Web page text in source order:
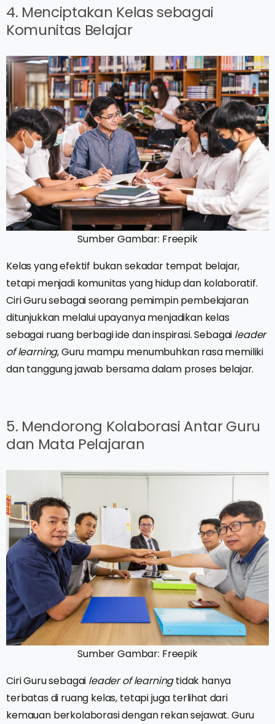
4. Menciptakan Kelas sebagai
Komunitas Belajar
Sumber Gambar: Freepik
Kelas yang efektif bukan sekadar tempat belajar,
tetapi menjadi komunitas yang hidup dan kolaboratif.
Ciri Guru sebagai seorang pemimpin pembelajaran
ditunjukkan melalui upayanya menjadikan kelas
sebagai ruang berbagi ide dan inspirasi. Sebagai leader
of learning, Guru mampu menumbuhkan rasa memiliki
dan tanggung jawab bersama dalam proses belajar.
5. Mendorong Kolaborasi Antar Guru
dan Mata Pelajaran
Sumber Gambar: Freepik
Ciri Guru sebagai leader of learningtidak hanya
terbatas di ruang kelas, tetapi juga terlihat dari
kemauan berkolaborasi dengan rekan sejawat. Guru